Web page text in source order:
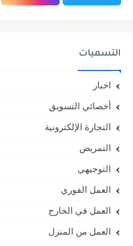
التسميات
اخبار
أخصائي التسويق
التجارة الإلكترونية
التمريض
التوجيهي
العمل الفوري
العمل في الخارج
العمل من المنزل